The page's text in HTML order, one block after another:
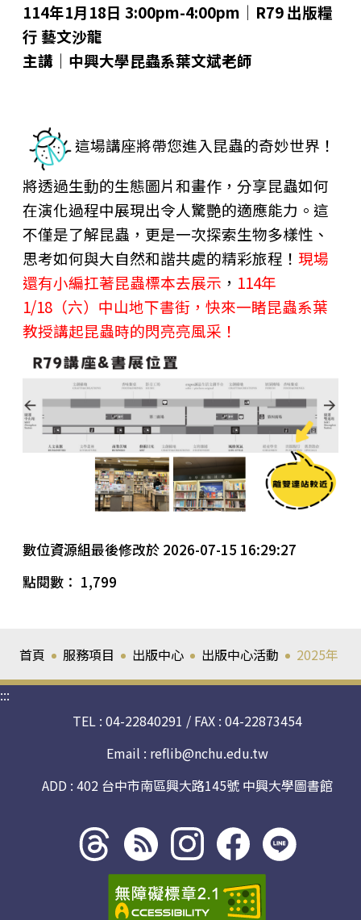
114年1月18日 3:00pm-4:00pm│R79 出版糧
行 藝文沙龍
主講｜中興大學昆蟲系葉文斌老師
這場講座將帶您進入昆蟲的奇妙世界！
將透過生動的生態圖片和畫作，分享昆蟲如何
在演化過程中展現出令人驚艷的適應能力。這
不僅是了解昆蟲，更是一次探索生物多樣性、
思考如何與大自然和諧共處的精彩旅程！ 現場
還有小編扛著昆蟲標本去展示 ， 114年
1/18（六）中山地下書街，快來一睹昆蟲系葉
教授講起昆蟲時的閃亮亮風采！
數位資源組最後修改於 2026-07-15 16:29:27
點閱數： 1,799
首頁 服務項目 出版中心 出版中心活動 2025年
:::
TEL : 04-22840291 / FAX : 04-22873454
Email : reflib@nchu.edu.tw
ADD : 402 台中市南區興大路145號 中興大學圖書館
Threads
社群
rss社
群
instagram
社群
facebook
社群
line社
群